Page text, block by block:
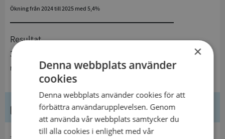
Ökning från 2024 till 2025 med 5,4%
Resultat
3 005 kSEK
Minskning från 2024 till 2025 med 9%
Kontaktuppgifter
×
Denna webbplats använder
cookies
Denna webbplats använder cookies för att
förbättra användarupplevelsen. Genom
att använda vår webbplats samtycker du
till alla cookies i enlighet med vår